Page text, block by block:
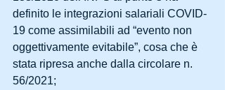
definito le integrazioni salariali COVID-
19 come assimilabili ad “evento non
oggettivamente evitabile”, cosa che è
stata ripresa anche dalla circolare n.
56/2021;